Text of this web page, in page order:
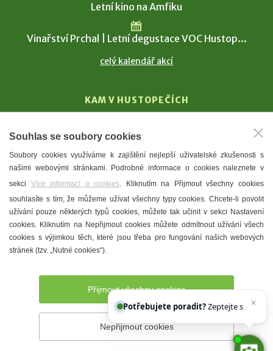
Letní kino na Amfiku
Vinařství Prchal | Letní degustace VOC Hustop...
celý kalendář akcí
KAM V HUSTOPEČÍCH
T. G. Masaryk
Mandloně
Ubytování
Restaurace
Městské muzeum a galerie
Denní meníčka
Prohlášení o přístupnosti Správce webu
Souhlas se soubory cookies
Soubory cookies využíváme k zajištění nejlepší uživatelské zkušenosti s
našimi webovými stránkami. Podrobné informace o cookies naleznete v
sekci Více informací o cookies. Kliknutím na Přijmout všechny cookies
souhlasíte s tím, že můžeme užívat všechny typy cookies. Chcete-li povolit
užívání pouze některých typů cookies, můžete tak učinit v sekci Nastavení
cookies. Kliknutím na Nepřijmout cookies můžete odmítnout užívání všech
cookies s výjimkou těch, které jsou třeba pro fungování našich webových
stránek (tzv. „Nutné cookies“).
Přijmout všechny cookies
Nepřijmout cookies
Potřebujete poradit?Zeptejte se našeho a